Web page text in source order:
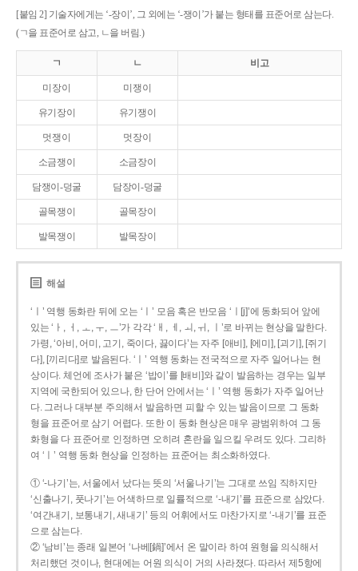
[붙임 2] 기술자에게는 ‘-장이’, 그 외에는 ‘-쟁이’가 붙는 형태를 표준어로 삼는다.
(ㄱ을 표준어로 삼고, ㄴ을 버림.)
ㄱ ㄴ 비고
미장이 미쟁이
유기장이 유기쟁이
멋쟁이 멋장이
소금쟁이 소금장이
담쟁이-덩굴 담장이-덩굴
골목쟁이 골목장이
발목쟁이 발목장이
해설
‘ㅣ’ 역행 동화란 뒤에 오는 ‘ㅣ’ 모음 혹은 반모음 ‘ㅣ[j]’에 동화되어 앞에
있는 ‘ㅏ, ㅓ, ㅗ, ㅜ, ㅡ’가 각각 ‘ㅐ, ㅔ, ㅚ, ㅟ, ㅣ’로 바뀌는 현상을 말한다.
가령, ‘아비, 어미, 고기, 죽이다, 끓이다’는 자주 [애비], [에미], [괴기], [쥐기
다], [끼리다]로 발음된다. ‘ㅣ’ 역행 동화는 전국적으로 자주 일어나는 현
상이다. 체언에 조사가 붙은 ‘밥이’를 [배비]와 같이 발음하는 경우는 일부
지역에 국한되어 있으나, 한 단어 안에서는 ‘ㅣ’ 역행 동화가 자주 일어난
다. 그러나 대부분 주의해서 발음하면 피할 수 있는 발음이므로 그 동화
형을 표준어로 삼기 어렵다. 또한 이 동화 현상은 매우 광범위하여 그 동
화형을 다 표준어로 인정하면 오히려 혼란을 일으킬 우려도 있다. 그리하
여 ‘ㅣ’ 역행 동화 현상을 인정하는 표준어는 최소화하였다.
① ‘-나기’는, 서울에서 났다는 뜻의 ‘서울나기’는 그대로 쓰임 직하지만
‘신출나기, 풋나기’는 어색하므로 일률적으로 ‘-내기’를 표준으로 삼았다.
‘여간내기, 보통내기, 새내기’ 등의 어휘에서도 마찬가지로 ‘-내기’를 표준
으로 삼는다.
② ‘남비’는 종래 일본어 ‘나베[鍋]’에서 온 말이라 하여 원형을 의식해서
처리했던 것이나, 현대에는 어원 의식이 거의 사라졌다. 따라서 제5항에